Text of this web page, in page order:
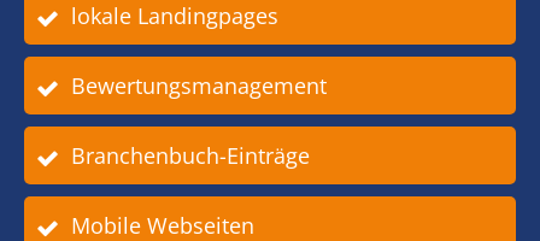
lokale Landingpages
Bewertungsmanagement
Branchenbuch-Einträge
Mobile Webseiten